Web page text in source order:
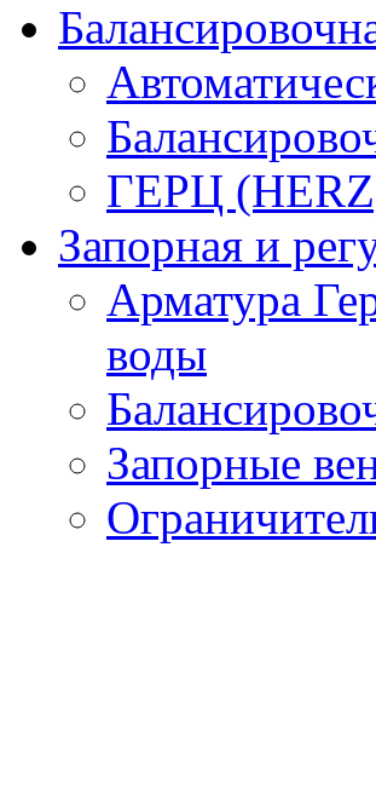
ГЕРЦ
Запорная и
Арматура
воды
Запорные